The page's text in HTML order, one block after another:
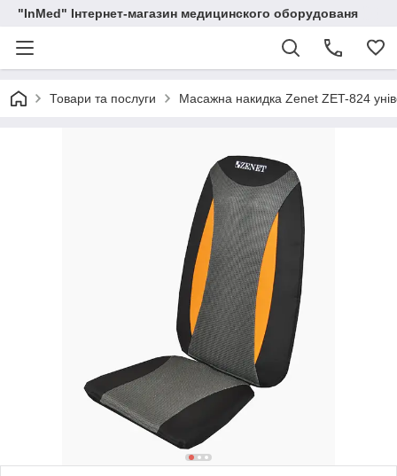
"InMed" Інтернет-магазин медицинского оборудованя
Товари та послуги Масажна накидка Zenet ZET-824